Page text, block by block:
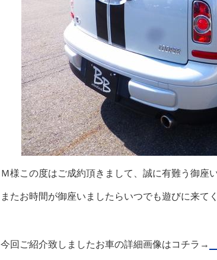
Ｍ様この度はご成約頂きまして、誠に有難う御座
またお時間が御座いましたらいつでも遊びに来て
今回ご紹介致しましたお車の詳細画像はコチラ→